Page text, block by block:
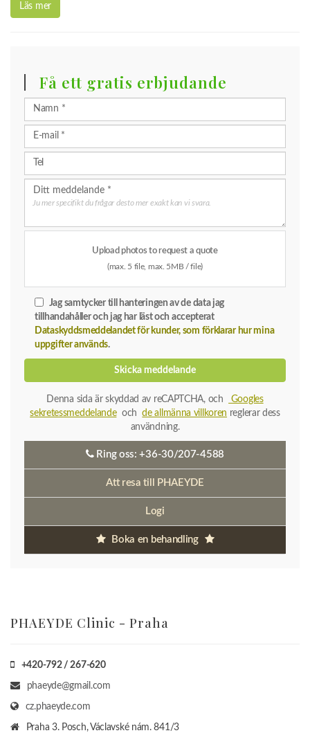
Läs mer
Få ett gratis erbjudande
Ju mer specifikt du frågar desto mer exakt kan vi svara.
Upload photos to request a quote
(max. 5 file, max. 5MB / file)
Jag samtycker till hanteringen av de data jag
tillhandahåller och jag har läst och accepterat
Dataskyddsmeddelandet för kunder, som förklarar hur mina
uppgifter används.
Skicka meddelande
Denna sida är skyddad av reCAPTCHA, och
Googles
sekretessmeddelandeochde allmänna villkoren reglerar dess
användning.
Ring oss:+36-30/207-4588
Att resa till PHAEYDE
Logi
Boka en behandling
PHAEYDE Clinic - Praha
+420-792 / 267-620
phaeyde@gmail.com
cz.phaeyde.com
Praha 3. Posch, Václavské nám. 841/3